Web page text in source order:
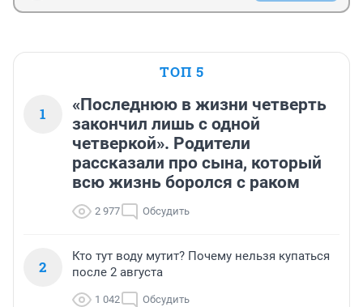
ТОП 5
1
«Последнюю в жизни четверть
закончил лишь с одной
четверкой». Родители
рассказали про сына, который
всю жизнь боролся с раком
2 977 Обсудить
2
Кто тут воду мутит? Почему нельзя купаться
после 2 августа
1 042 Обсудить